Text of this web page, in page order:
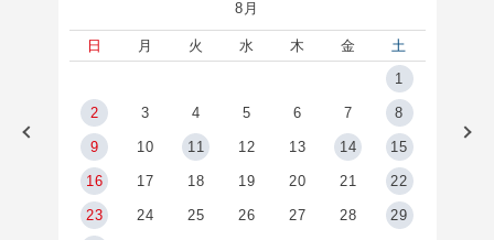
8月
日 月 火 水 木 金
土
1
2 3 4 5 6 7 8
9 10 11 12 13 14 15
16 17 18 19 20 21 22
23 24 25 26 27 28 29